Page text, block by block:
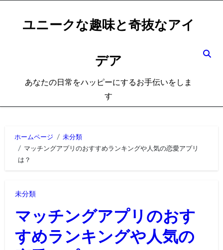
ユニークな趣味と奇抜なアイ
デア
あなたの日常をハッピーにするお手伝いをしま
す
ホームページ
未分類
マッチングアプリのおすすめランキングや人気の恋愛アプリ
は？
未分類
マッチングアプリのおす
すめランキングや人気の